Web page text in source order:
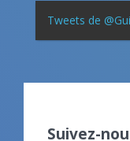
Tweets de
Suivez-